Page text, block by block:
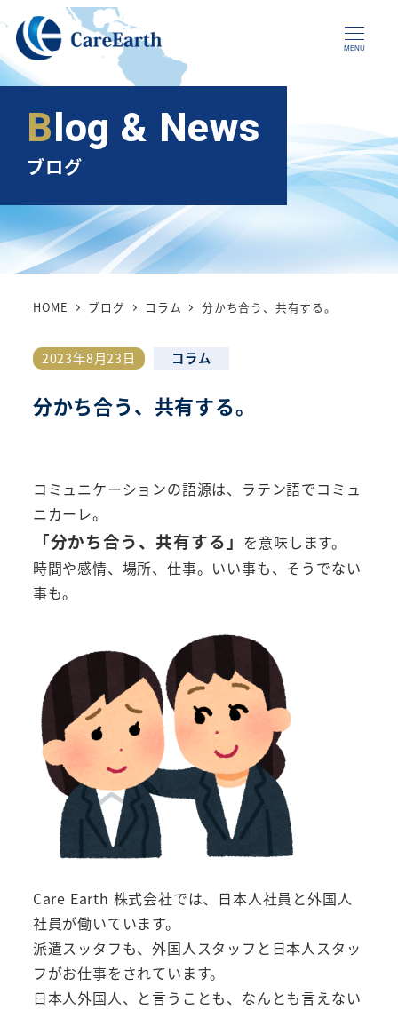
メ
イ
ン
コ
へ
移
動
MENU
Blog & News
ブログ
HOME ブログ コラム 分かち合う、共有する。
分かち合う、共有する。
投稿日
2023年8月23日 カテゴリー
コラム
コミュニケーションの語源は、ラテン語でコミュ
ニカーレ。
「分かち合う、共有する」 を意味します。
時間や感情、場所、仕事。いい事も、そうでない
事も。
Care Earth 株式会社では、日本人社員と外国人
社員が働いています。
派遣スッタフも、外国人スタッフと日本人スタッ
フがお仕事をされています。
日本人外国人、と言うことも、なんとも言えない